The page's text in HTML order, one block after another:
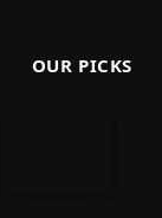
OUR PICKS